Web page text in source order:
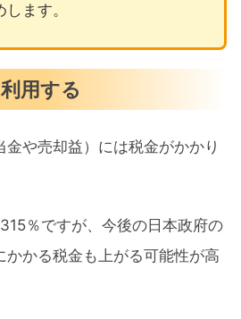
ます。
用する
や売却益）には税金がかかり
％ですが、今後の日本政府の
かかる税金も上がる可能性が高